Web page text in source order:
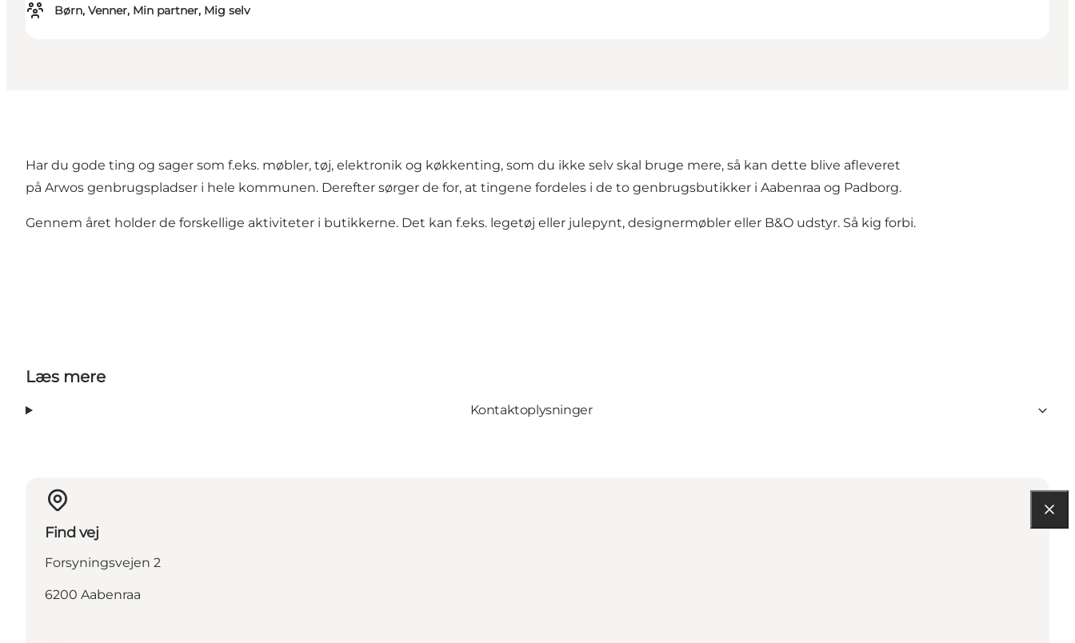
Børn, Venner, Min partner, Mig selv
Har du gode ting og sager som f.eks. møbler, tøj, elektronik og køkkenting, som du ikke selv skal bruge mere, så kan dette blive afleveret
på Arwos genbrugspladser i hele kommunen. Derefter sørger de for, at tingene fordeles i de to genbrugsbutikker i Aabenraa og Padborg.
Gennem året holder de forskellige aktiviteter i butikkerne. Det kan f.eks. legetøj eller julepynt, designermøbler eller B&O udstyr. Så kig forbi.
Læs mere
Kontaktoplysninger
Find vej
Forsyningsvejen 2
6200 Aabenraa